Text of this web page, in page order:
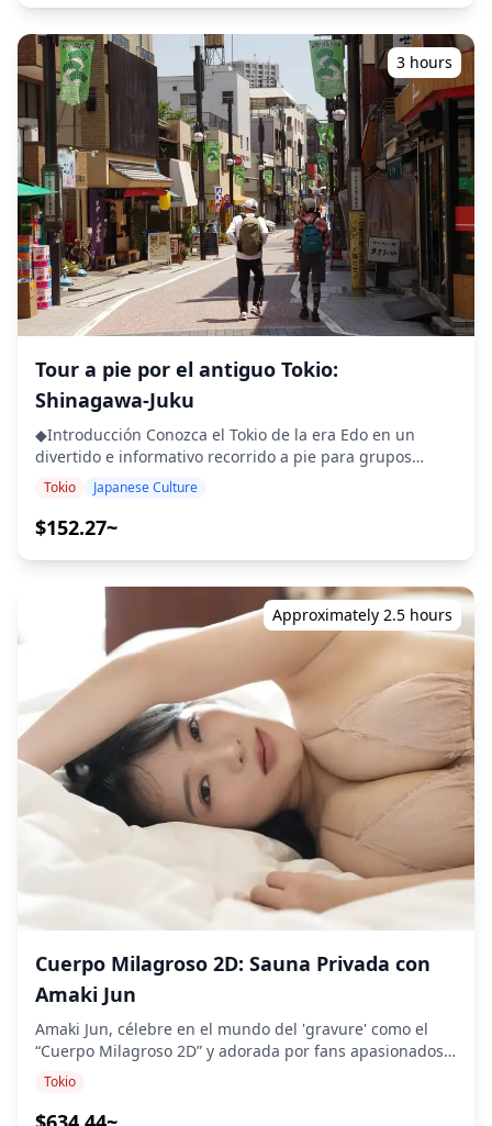
![]
(https://assets.hldycdn.com/experiences/
![]
(https://assets.hldycdn.com/experiences/
(https://assets.hldycdn.com/experiences/
![]
(https://assets.hldycdn.com/experiences/
![]
(https://assets.hldycdn.com/experiences/
![]
(https://assets.hldycdn.com/experiences/
![]
(https://assets.hldycdn.com/experiences/
![]
(https://assets.hldycdn.com/experiences/
![]
(https://assets.hldycdn.com/experiences/
**Qué está incluido** ・ Sesión de fotos de 1 hora ・
Datos fotográficos (más de 100 archivos originales) ・
Corrección de color para hasta 10 fotos a solicitud Nota:
La edición no incluye retoque ni alteración de la forma
del cuerpo, rasgos faciales, fondos ni eliminación de
o reservas de entradas para instalaciones de pago (Las
tarifas de admisión del fotógrafo, si corresponde, serán
fotografiar en múltiples ubicaciones, los costos de
transporte del fotógrafo entre ubicaciones dentro del
tiempo reservado serán asumidos por el cliente. ・
Pueden aplicarse tarifas adicionales si el lugar de la
sesión solicitado está en una zona remota (Se le
informará con anticipación si esto aplica.) ・ Cualquier
otro gasto personal **Notas importantes antes/después
de la reserva** ・ Una vez confirmada su reserva, será
invitado a un chat grupal de LINE con su fotógrafo
asignado para garantizar una comunicación fluida
durante la sesión. Asegúrese de tener la aplicación LINE
instalada con anticipación. (Infórmenos si tiene algún
problema con el uso de LINE.) ・ Si desea tomar fotos en
resorts, restaurantes, hoteles u otras instalaciones que
requieran permiso previo, asegúrese de obtener el
permiso de fotografía necesario con anticipación por su
cuenta.
socializar. Pruebe los favoritos locales como
"okonomiyaki" (panqueque salado al estilo japonés),
"gyoza nabe" (olla caliente de dumplings), sashimi y
"taiyaki" (postre con forma de pez) mientras toma un
bocado rápido y una cerveza con miles de oficinistas
famosos de Tokio. Se incluye un guía local, además de
degustaciones de comida y bebida según lo
especificado. ・Coma como un lugareño en un tour
gastronómico a pie por el distrito de Shimbashi en Tokio
・Únase a miles de 'salarymen' (empleados de oficina
japoneses) mientras se relajan después del trabajo ・
Pruebe comida japonesa para beber como 'yakitori'
(brochetas a la parrilla), 'gyoza' (dumplings) y sashimi ・
Siéntase como un lugareño mientras socializa y
'desahóguese' con los empleados de oficina japoneses ・
Visite tabernas menos conocidas y restaurantes
informales de estilo japonés (izakayas) ・Salga de los
caminos trillados y explore el distrito de Shimbashi, un
área que sigue siendo popular entre los lugareños
◆Incluido ・5 paradas gastronómicas con comida local y
de temporada ・Dos bebidas incluidas ・Guía local de
・Propinas ・Gastos de transporte ・Bebidas o comida
adicionales ◆Itinerario ・Plaza SL (Plaza de la entrada
oeste de la estación de Shimbashi) ¡Reunámonos aquí!
¡Únase a nosotros y pruebe varios platos japoneses
auténticos y de temporada en nuestro recorrido! ・Pasar
por el Santuario Karasumori ・Pasar por el Nuevo
Edificio Shimbashi ・Pasar por el Museo AD de Tokio ・
Pasar por la Sala de Exposiciones de Historia del
Ferrocarril de la Antigua Estación Shimbashi ・Pasar por
los Jardines Hamarikyū ・Shimbashi (3 horas) Únase a
nosotros en este recorrido gastronómico de 3 horas y
visite 5 paradas gastronómicas que incluyen platos
locales y de temporada, una excelente introducción a la
cultura de la bebida y la gastronomía en Tokio.
◆Información adicional ・Solo adultos de 20 años o más
・Karaoke After Party disponible ・Accesible en silla de
ruedas ・Pueden ocurrir cambios en los recorridos y
lugares que visitamos debido a los horarios de los
restaurantes, días festivos, condiciones climáticas y
otras circunstancias imprevistas. En este caso, se
realizarán las sustituciones correspondientes. ・Apto
para pescetarianos y vegetarianos ・No recomendado
para veganos y sin gluten ・Este tour tendrá un máximo
de 8 viajeros ![]
(https://assets.hldycdn.com/experiences/
![]
(https://assets.hldycdn.com/experiences/
![]
(https://assets.hldycdn.com/experiences/
3 hours
Tour a pie por el antiguo Tokio:
Shinagawa-Juku
◆Introducción Conozca el Tokio de la era Edo en un
divertido e informativo recorrido a pie para grupos
pequeños. Durante tres horas, recorrerá el área de
Shinagawa, siguiendo a su guía por callejones para
encontrar lugares emblemáticos, edificios y tiendas que
la historia de esta área y su importancia en la antigua
carretera de Tokaido a través de Japón. ・Un recorrido
ideal para los viajeros amantes de la historia y la cultura.
・Evite el riesgo de perderse en una parte antigua de
Tokio. ・Este es un recorrido para grupos pequeños, por
lo que no tendrá problemas para escuchar a su guía. ・
Se proporcionarán bebidas calientes para mantenerlo
renovado. ◆Incluido ・Guía de habla
inglesa/china/coreana ・Café y/o té ◆No incluido ・
Almuerzo ・Recogida en el hotel ・Gastos de transporte
◆Itinerario ・Parque Shinagawa-Ura (15 min) En la
época de Edo, Shinagawa era un bullicioso pueblo de
pescadores. Aunque ya no se utiliza para la pesca
comercial, la zona conserva rastros nostálgicos, con
barcos tradicionales "yakatabune" junto a antiguos
barcos de pesca. La mezcla de modernos rascacielos y
casas flotantes antiguas conservadas refleja ・Calle Kyu-
parada de Tokio para los viajeros que se dirigían a Kioto,
llena de posadas y tiendas que han sobrevivido en gran
medida a incendios y ataques aéreos. Hoy en día, los
visitantes pueden encontrar tiendas centenarias de té
verde y galletas de arroz, junto con la última tienda
tradicional de sandalias, Maruya, que ofrece sandalias
geta y zori hechas a mano con correas personalizables,
un guiño al enfoque de la era Edo en el calzado de
Tokio Japanese Culture
$152.27~
Approximately 2.5 hours
Cuerpo Milagroso 2D: Sauna Privada con
Amaki Jun
Amaki Jun, célebre en el mundo del 'gravure' como el
“Cuerpo Milagroso 2D” y adorada por fans apasionados,
es una verdadera entusiasta del sauna que pasa hasta
saunas siempre que su apretada agenda lo permite. Su
Tokio